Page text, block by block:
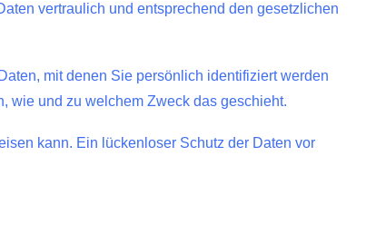
vertraulich und entsprechend den gesetzlichen
mit denen Sie persönlich identifiziert werden
wie und zu welchem Zweck das geschieht.
kann. Ein lückenloser Schutz der Daten vor